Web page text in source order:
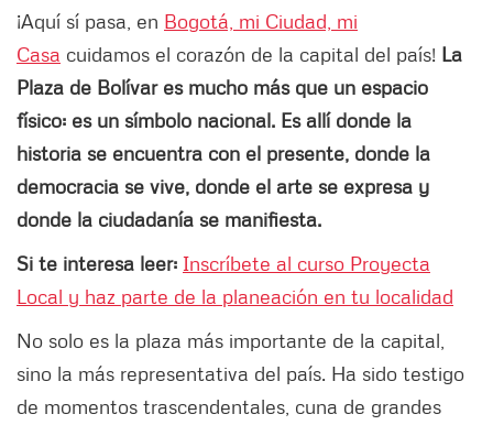
¡Aquí sí pasa, en Bogotá, mi Ciudad, mi
Casa cuidamos el corazón de la capital del país! La
Plaza de Bolívar es mucho más que un espacio
físico: es un símbolo nacional. Es allí donde la
historia se encuentra con el presente, donde la
democracia se vive, donde el arte se expresa y
donde la ciudadanía se manifiesta.
Si te interesa leer: Inscríbete al curso Proyecta
Local y haz parte de la planeación en tu localidad
No solo es la plaza más importante de la capital,
sino la más representativa del país. Ha sido testigo
de momentos trascendentales, cuna de grandes